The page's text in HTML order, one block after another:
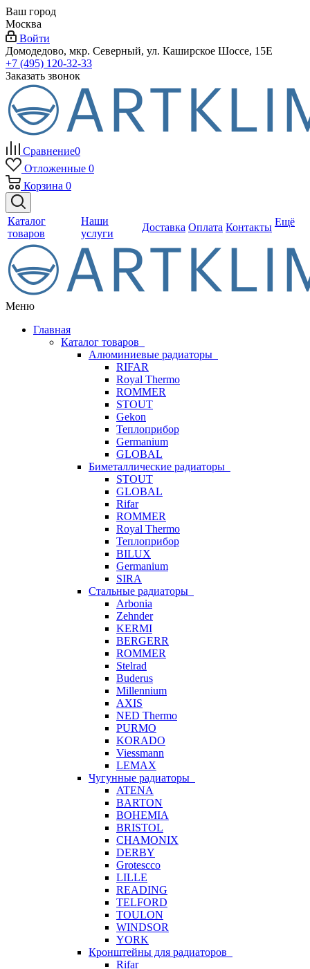
Ваш город
Москва
Войти
Домодедово, мкр. Северный, ул. Каширское Шоссе, 15Е
+7 (495) 120-32-33
Заказать звонок
Сравнение0
Отложенные 0
Корзина 0
Каталог
товаров
Наши
услуги
Доставка Оплата Контакты Ещё
Меню
Главная
Каталог товаров
Алюминиевые радиаторы
RIFAR
Royal Thermo
ROMMER
STOUT
Gekon
Теплоприбор
Germanium
GLOBAL
Биметаллические радиаторы
STOUT
GLOBAL
Rifar
ROMMER
Royal Thermo
Теплоприбор
BILUX
Germanium
SIRA
Стальные радиаторы
Arbonia
Zehnder
KERMI
BERGERR
ROMMER
Stelrad
Buderus
Millennium
AXIS
NED Thermo
PURMO
KORADO
Viessmann
LEMAX
Чугунные радиаторы
ATENA
BARTON
BOHEMIA
BRISTOL
CHAMONIX
DERBY
Grotescco
LILLE
READING
TELFORD
TOULON
WINDSOR
YORK
Кронштейны для радиаторов
Rifar